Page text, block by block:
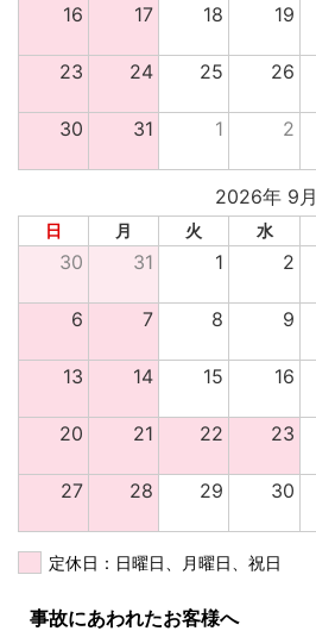
16 17 18 19
23 24 25 26
30 31 1 2
2026年 9月
日 月 火 水
30 31 1 2
6 7 8 9
13 14 15 16
20 21 22 23
27 28 29 30
定休日：日曜日、月曜日、祝日
事故にあわれたお客様へ